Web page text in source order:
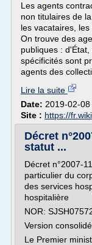
Les agents
non titulaires de
les vacataires, les
On trouve des
publiques :
spécificités sont
agents des
Lire la suite
Date: 2019-02-
Site : https://
Décret
statut ...
Décret n°2007-
particulier du
des services
hospitalière
NOR:
Version
Le Premier